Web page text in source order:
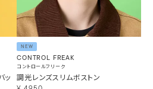
ッ
NEW
CONTROL FREAK
コントロールフリーク
調光レンズスリムボストン